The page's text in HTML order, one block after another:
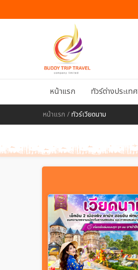
หน้าแรก ทัวร์ต่างประเทศ
หน้าแรก /ทัวร์เวียดนาม